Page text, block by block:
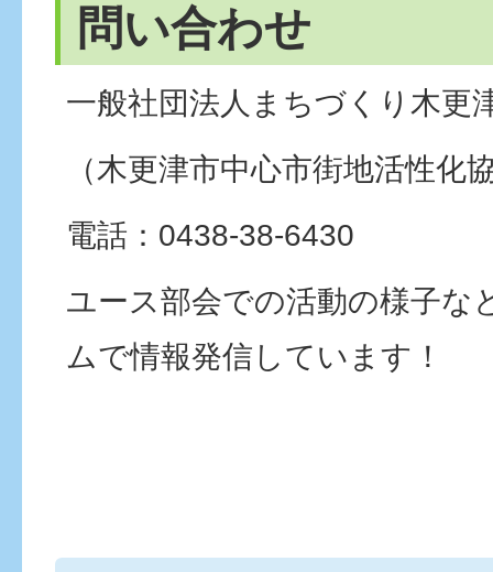
問い合わせ
一般社団法人まちづくり木更
（木更津市中心市街地活性化
電話：0438-38-6430
ユース部会での活動の様子な
ムで情報発信しています！